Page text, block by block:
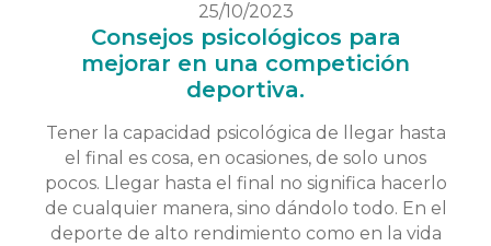
25/10/2023
Consejos psicológicos para
mejorar en una competición
deportiva.
Tener la capacidad psicológica de llegar hasta
el final es cosa, en ocasiones, de solo unos
pocos. Llegar hasta el final no significa hacerlo
de cualquier manera, sino dándolo todo. En el
deporte de alto rendimiento como en la vida